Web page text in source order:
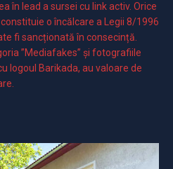
în lead a sursei cu link activ. Orice
o încălcare a Legii 8/1996
fi sancționată în consecință.
”Mediafakes” și fotografiile
logoul Barikada, au valoare de